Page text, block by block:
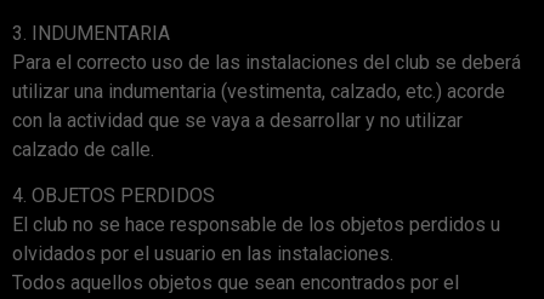
3. INDUMENTARIA
Para el correcto uso de las instalaciones del club se deberá
utilizar una indumentaria (vestimenta, calzado, etc.) acorde
con la actividad que se vaya a desarrollar y no utilizar
calzado de calle.
4. OBJETOS PERDIDOS
El club no se hace responsable de los objetos perdidos u
olvidados por el usuario en las instalaciones.
Todos aquellos objetos que sean encontrados por el